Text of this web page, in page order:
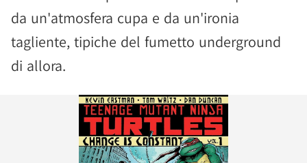
da un'atmosfera cupa e da un'ironia
tagliente, tipiche del fumetto underground
di allora.